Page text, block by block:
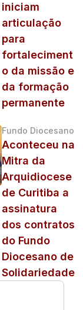
iniciam
articulação
para
fortaleciment
o da missão e
da formação
permanente
Fundo Diocesano
Aconteceu na
Mitra da
Arquidiocese
de Curitiba a
assinatura
dos contratos
do Fundo
Diocesano de
Solidariedade